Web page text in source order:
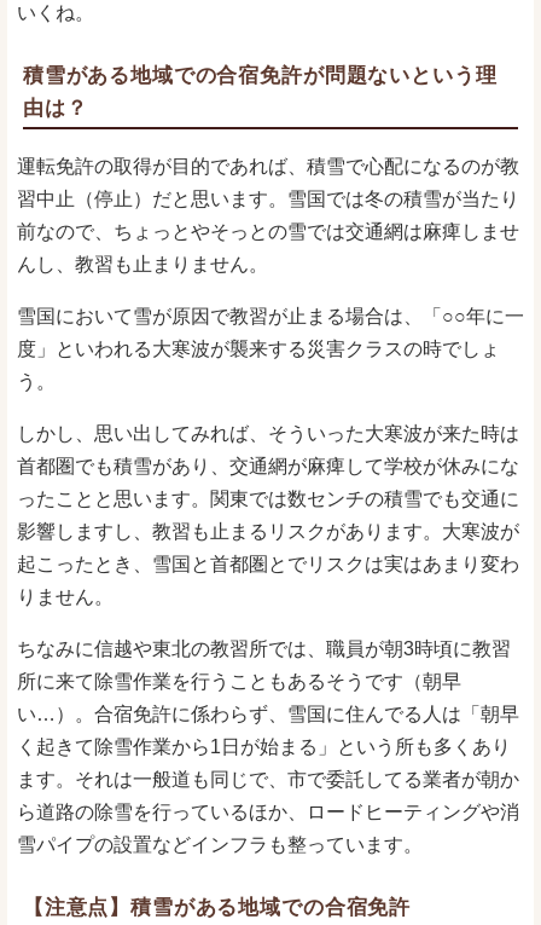
いくね。
積雪がある地域での合宿免許が問題ないという理
由は？
運転免許の取得が目的であれば、積雪で心配になるのが教
習中止（停止）だと思います。雪国では冬の積雪が当たり
前なので、ちょっとやそっとの雪では交通網は麻痺しませ
んし、教習も止まりません。
雪国において雪が原因で教習が止まる場合は、「○○年に一
度」といわれる大寒波が襲来する災害クラスの時でしょ
う。
しかし、思い出してみれば、そういった大寒波が来た時は
首都圏でも積雪があり、交通網が麻痺して学校が休みにな
ったことと思います。関東では数センチの積雪でも交通に
影響しますし、教習も止まるリスクがあります。大寒波が
起こったとき、雪国と首都圏とでリスクは実はあまり変わ
りません。
ちなみに信越や東北の教習所では、職員が朝3時頃に教習
所に来て除雪作業を行うこともあるそうです（朝早
い…）。合宿免許に係わらず、雪国に住んでる人は「朝早
く起きて除雪作業から1日が始まる」という所も多くあり
ます。それは一般道も同じで、市で委託してる業者が朝か
ら道路の除雪を行っているほか、ロードヒーティングや消
雪パイプの設置などインフラも整っています。
【注意点】積雪がある地域での合宿免許